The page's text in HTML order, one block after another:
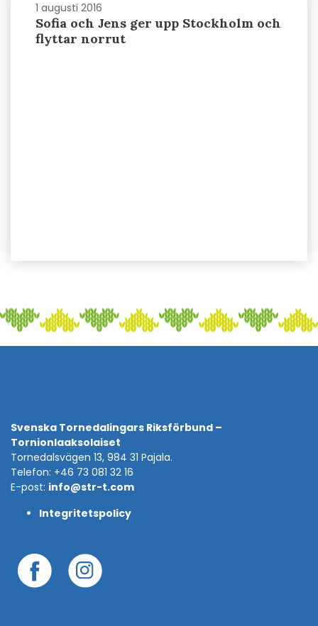
1 augusti 2016
Sofia och Jens ger upp Stockholm och
flyttar norrut
Svenska Tornedalingars Riksförbund –
Tornionlaaksolaiset
Tornedalsvägen 13, 984 31 Pajala.
Telefon: +46 73 081 32 16
E-post: info@str-t.com
Integritetspolicy